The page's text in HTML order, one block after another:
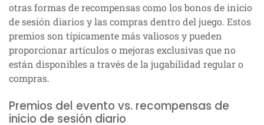
otras formas de recompensas como los bonos de inicio
de sesión diarios y las compras dentro del juego. Estos
premios son típicamente más valiosos y pueden
proporcionar artículos o mejoras exclusivas que no
están disponibles a través de la jugabilidad regular o
compras.
Premios del evento vs. recompensas de
inicio de sesión diario